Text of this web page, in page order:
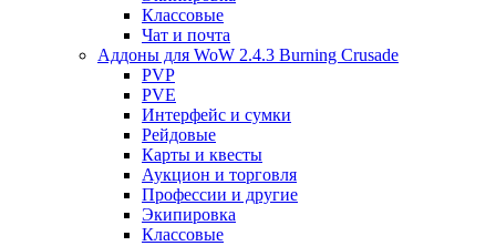
Классовые
Чат и почта
Аддоны для WoW 2.4.3 Burning Crusade
PVP
PVE
Интерфейс и сумки
Рейдовые
Карты и квесты
Аукцион и торговля
Профессии и другие
Экипировка
Классовые